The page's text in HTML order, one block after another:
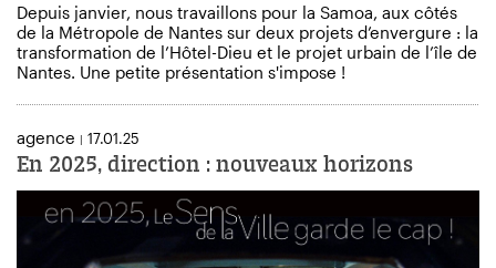
Depuis janvier, nous travaillons pour la Samoa, aux côtés
de la Métropole de Nantes sur deux projets d’envergure : la
transformation de l’Hôtel-Dieu et le projet urbain de l’île de
Nantes. Une petite présentation s'impose !
agence | 17.01.25
En 2025, direction : nouveaux horizons